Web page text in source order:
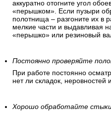
аккуратно отогните угол
«перышком». Если пузыри
полотнища – разгоните их в
мелкие части и выдавливая
«перышко» или резиновый
Постоянно проверяйте
При работе постоянно
нет ли складок, неровностей
Хорошо обработайте стыки